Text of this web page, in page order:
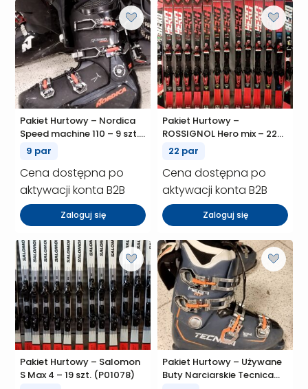
Pakiet Hurtowy – Nordica
Speed machine 110 – 9 szt.
(P01081)
9 par
Cena dostępna po
aktywacji konta B2B
Zaloguj się
Pakiet Hurtowy –
ROSSIGNOL Hero mix – 22
szt. (P01080)
22 par
Cena dostępna po
aktywacji konta B2B
Zaloguj się
Pakiet Hurtowy – Salomon
S Max 4 – 19 szt. (P01078)
Pakiet Hurtowy – Używane
Buty Narciarskie Tecnica